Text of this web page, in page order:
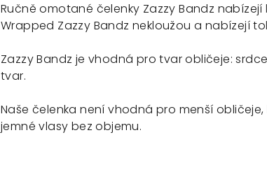
Ručně omotané čelenky Zazzy Bandz
Wrapped Zazzy Bandz nekloužou a nabízejí
Zazzy Bandz je vhodná pro tvar obličeje:
tvar.
Naše čelenka není vhodná pro menší
jemné vlasy bez objemu.